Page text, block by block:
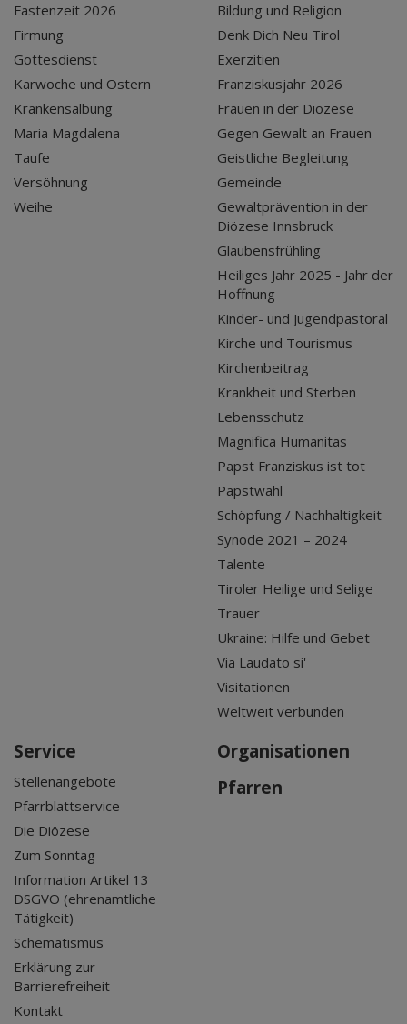
Fastenzeit 2026
Firmung
Gottesdienst
Karwoche und Ostern
Krankensalbung
Maria Magdalena
Taufe
Versöhnung
Weihe
Bildung und Religion
Denk Dich Neu Tirol
Exerzitien
Franziskusjahr 2026
Frauen in der Diözese
Gegen Gewalt an Frauen
Geistliche Begleitung
Gemeinde
Gewaltprävention in der
Diözese Innsbruck
Glaubensfrühling
Heiliges Jahr 2025 - Jahr der
Hoffnung
Kinder- und Jugendpastoral
Kirche und Tourismus
Kirchenbeitrag
Krankheit und Sterben
Lebensschutz
Magnifica Humanitas
Papst Franziskus ist tot
Papstwahl
Schöpfung / Nachhaltigkeit
Synode 2021 – 2024
Talente
Tiroler Heilige und Selige
Trauer
Ukraine: Hilfe und Gebet
Via Laudato si'
Visitationen
Weltweit verbunden
Service
Stellenangebote
Pfarrblattservice
Die Diözese
Zum Sonntag
Information Artikel 13
DSGVO (ehrenamtliche
Tätigkeit)
Schematismus
Erklärung zur
Barrierefreiheit
Kontakt
Organisationen
Pfarren